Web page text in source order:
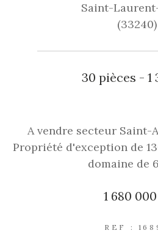
Saint-
(33240)
30 pièces - 1
A vendre secteur Saint-
Propriété d'exception de
domaine de
1 680
REF :